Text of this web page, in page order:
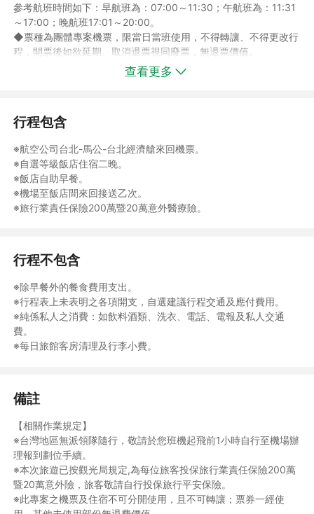
參考航班時間如下：早航班為：07:00～11:30；午航班為：11:31
～17:00；晚航班17:01～20:00。
◆票種為團體專案機票，限當日當班使用，不得轉讓、不得更改行
程，開票後如欲延期、取消退票視同廢票，無退票價值。
◆依航空公司規定開立優惠票(兒童、敬老、愛心票)，不得超過報
名人數之1/5，若超過之部份須依成人報價報名。
◆澎湖地區參考住宿：離島飯店住宿品質以乾淨整潔為主，恕無法
◆離島澎湖當地飯店以雙人房兩中床或四人房二中或(大床)床型為
主；並無法接受指定飯店，需依實際配房為主。
如遇喜來都酒店客滿，將以澎澄飯店替代之；恕不能指定飯店)替
代。
◆本行程為散客成團及當地合併出團，故從台灣出發無安排領隊隨
見諒。
浪，而有前後順序對調，但如有旅客安全上考量，本公司還是保有
變更行程內容之權利。
◆當地交通工具都採接駁性質，無法保證專車使用；遇車輛調度吃
緊，敬請旅客見諒並請耐心等待。
◆配合依班機時間不同及各展館休館日期，行程或餐食次序若有變
【澎湖花火節注意事項】
◆花火節期間交通及飯店等資源費用高，訂購付款後如取消，實際
取消費用多數高於依契約書規定距出發日期之比例，如要取消或延
期所衍生之費用需自行負責。
◆花火節期間機位、房間數量供不應求，報名後請全額付清，確保
權益！
◆花火期間行程確認單於出發日前4-7天出券；訂購七天內訂單，
以易遊網實際作業為主。
查看更多
行程包含
※航空公司台北-馬公-台北經濟艙來回機票。
※自選等級飯店住宿二晚。
※飯店自助早餐。
※機場至飯店間來回接送乙次。
※旅行業責任保險200萬暨20萬意外醫療險。
行程不包含
※除早餐外的餐食費用支出。
※行程表上未表明之各項開支，自選建議行程交通及應付費用。
※純係私人之消費：如飲料酒類、洗衣、電話、電報及私人交通
費。
※每日旅館客房清理及行李小費。
備註
【相關作業規定】
※台灣地區無派領隊隨行，敬請於您班機起飛前1小時自行至機場辦
理報到劃位手續。
※本次旅遊已按觀光局規定,為每位旅客投保旅行業責任保險200萬
暨20萬意外險，旅客敬請自行投保旅行平安保險。
※此專案之機票及住宿不可分開使用，且不可轉讓；票券一經使